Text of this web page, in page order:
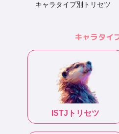
キャラタイプ別トリセツ
キャラタイ
ISTJ トリセツ